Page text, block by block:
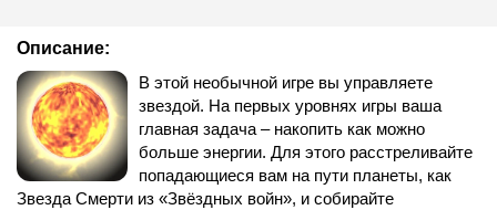
Описание:
В этой необычной игре вы управляете
звездой. На первых уровнях игры ваша
главная задача – накопить как можно
больше энергии. Для этого расстреливайте
попадающиеся вам на пути планеты, как
Звезда Смерти из «Звёздных войн», и собирайте